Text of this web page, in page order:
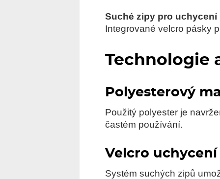
Suché zipy pro uchycení
Integrované velcro pásky
Technologie
Polyesterový
Použitý polyester je
častém používání.
Velcro uchycení
Systém suchých zipů